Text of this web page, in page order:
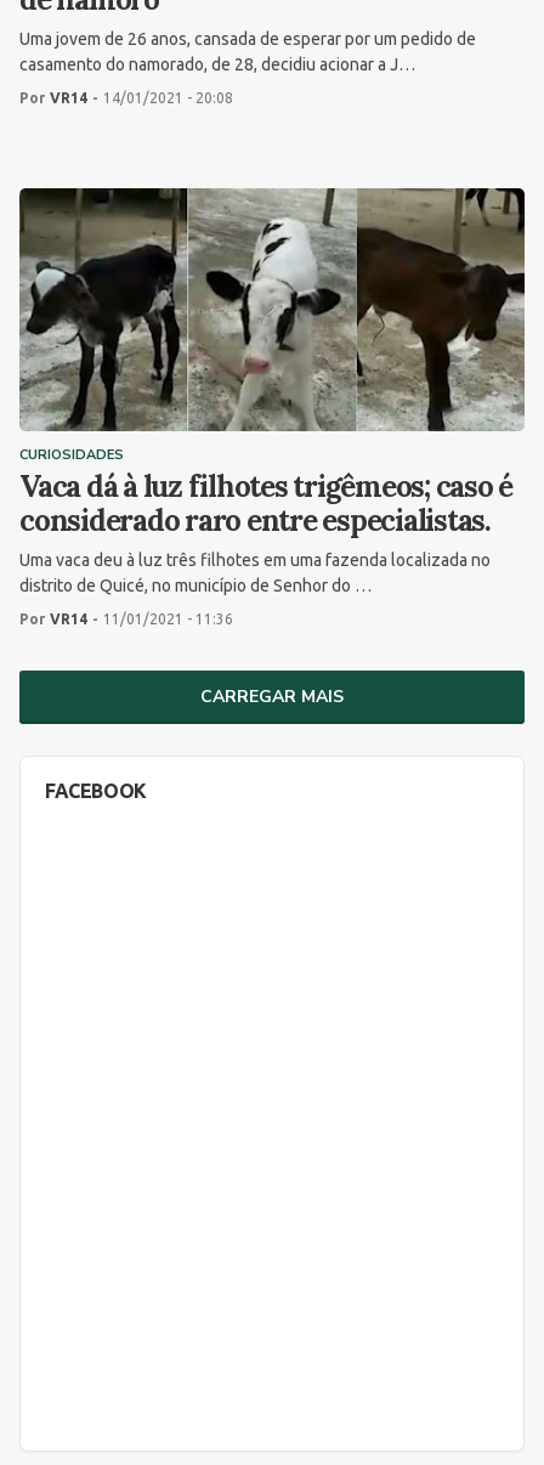
Uma jovem de 26 anos, cansada de esperar por um pedido de
casamento do namorado, de 28, decidiu acionar a J…
Por VR14 - 14/01/2021 - 20:08
CURIOSIDADES
Vaca dá à luz filhotes trigêmeos; caso é
considerado raro entre especialistas.
Uma vaca deu à luz três filhotes em uma fazenda localizada no
distrito de Quicé, no município de Senhor do …
Por VR14 - 11/01/2021 - 11:36
CARREGAR MAIS
FACEBOOK